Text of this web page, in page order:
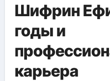
Шифрин
годы и
карьера